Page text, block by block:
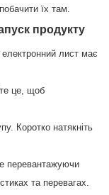
їх там.
продукту
лист має
це, щоб
Коротко натякніть
перевантажуючи
та перевагах.